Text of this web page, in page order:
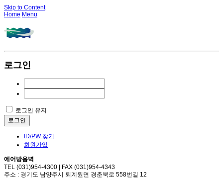
Skip to Content
Home Menu
로그인
로그인 유지
로그인
ID/PW 찾기
회원가입
에어방음벽
TEL (031)954-4300 | FAX (031)954-4343
주소 : 경기도 남양주시 퇴계원면 경춘북로 558번길 12